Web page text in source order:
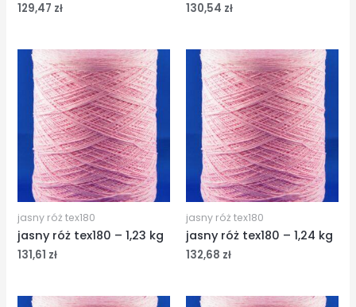
129,47 zł 130,54 zł
jasny róż tex180
jasny róż tex180 – 1,23 kg
131,61 zł
jasny róż tex180
jasny róż tex180 – 1,24 kg
132,68 zł